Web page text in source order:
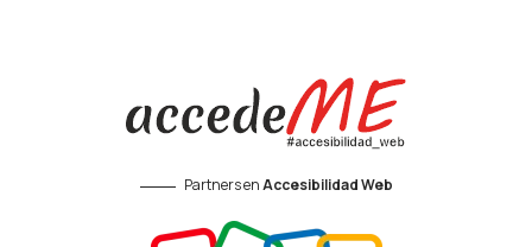
Partners enAccesibilidad Web